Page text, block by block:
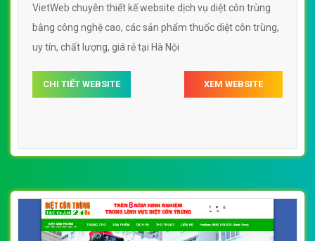
VietWeb chuyên thiết kế website dịch vụ diệt côn trùng
bằng công nghệ cao, các sản phẩm thuốc diệt côn trùng,
uy tín, chất lượng, giá rẻ tại Hà Nội
CHI TIẾT WEBSITE XEM WEBSITE